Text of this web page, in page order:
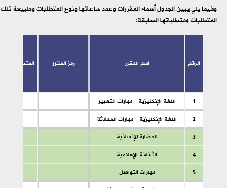
وفيما يلي يبين الجدول أسماء المقررات وعدد ساعاتها ونوع المتطلبات وطبيعة تلك
المتطلبات ومتطلباتها السابقة:
الرقم اسم المقرر رمز المقرر المتطلبات
1
اللغة الإنكليزية -مهارات التعبير
2
اللغة الإنكليزية -مهارات المحادثة
3
الحضارة الإنسانية
4
الثقافة الإسلامية
5
مهارات التواصل